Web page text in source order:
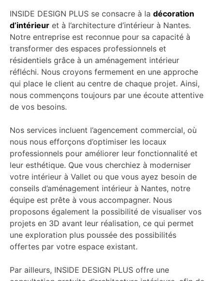
INSIDE DESIGN PLUS se consacre à la décoration
d’intérieur et à l’architecture d’intérieur à Nantes.
Notre entreprise est reconnue pour sa capacité à
transformer des espaces professionnels et
résidentiels grâce à un aménagement intérieur
réfléchi. Nous croyons fermement en une approche
qui place le client au centre de chaque projet. Ainsi,
nous commençons toujours par une écoute attentive
de vos besoins.
Nos services incluent l’agencement commercial, où
nous nous efforçons d’optimiser les locaux
professionnels pour améliorer leur fonctionnalité et
leur esthétique. Que vous cherchiez à moderniser
votre intérieur à Vallet ou que vous ayez besoin de
conseils d’aménagement intérieur à Nantes, notre
équipe est prête à vous accompagner. Nous
proposons également la possibilité de visualiser vos
projets en 3D avant leur réalisation, ce qui permet
une exploration plus poussée des possibilités
offertes par votre espace existant.
Par ailleurs, INSIDE DESIGN PLUS offre une